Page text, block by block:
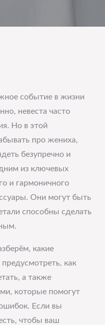
событие в жизни
невеста часто
Но в этой
про жениха,
безупречно и
из ключевых
и гармоничного
Они могут быть
способны сделать
какие
как
а также
которые помогут
Если вы
чтобы ваш